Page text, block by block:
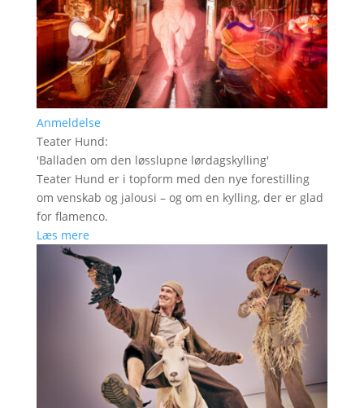
Anmeldelse
Teater Hund:
'Balladen om den løsslupne lørdagskylling'
Teater Hund er i topform med den nye forestilling
om venskab og jalousi – og om en kylling, der er glad
for flamenco.
Læs mere